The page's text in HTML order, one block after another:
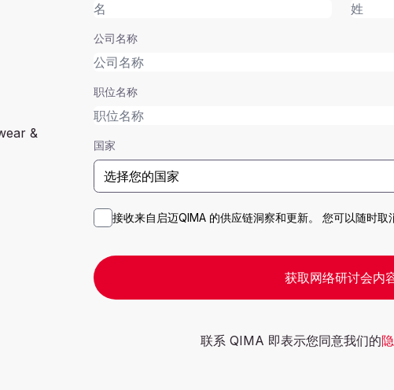
&
公司名称
职位名称
国家
接收来自启迈QIMA 的供应链洞察和更新。 您可以随时取
获取网络研讨会内
联系 QIMA 即表示您同意我们的